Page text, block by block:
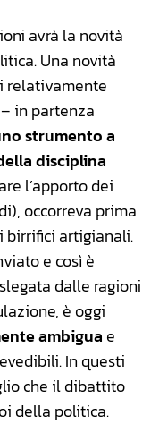
avrà la novità
Una novità
relativamente
in partenza
strumento a
disciplina
l’apporto dei
occorreva prima
birrifici artigianali.
e così è
dalle ragioni
è oggi
ambigua e
In questi
che il dibattito
della politica.